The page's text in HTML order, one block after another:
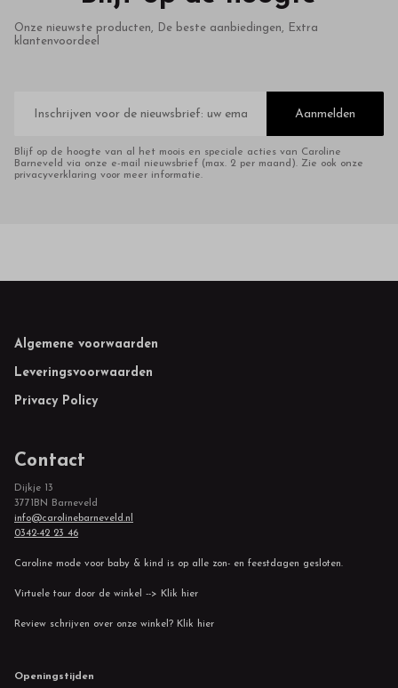
Onze nieuwste producten, De beste aanbiedingen, Extra
klantenvoordeel
mailadres
Aanmelden
Blijf op de hoogte van al het moois en speciale acties van Caroline
Barneveld via onze e-mail nieuwsbrief (max. 2 per maand). Zie ook onze
privacyverklaring voor meer informatie.
Footer
Algemene voorwaarden
Leveringsvoorwaarden
Privacy Policy
Contact
Dijkje 13
3771BN Barneveld
info@carolinebarneveld.nl
0342-42 23 46
Caroline mode voor baby & kind is op alle zon- en feestdagen gesloten.
Virtuele tour door de winkel --> Klik hier
Review schrijven over onze winkel? Klik hier
Openingstijden